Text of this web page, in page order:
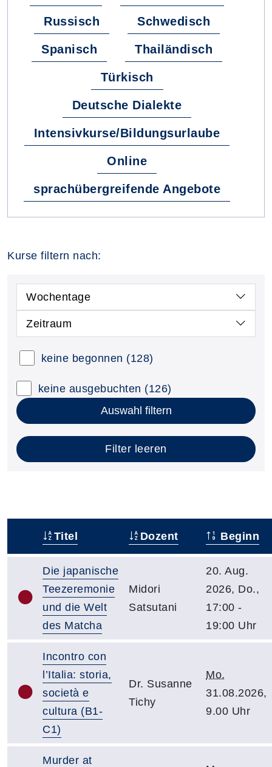
Russisch Schwedisch
Spanisch Thailändisch
Türkisch
Deutsche Dialekte
Intensivkurse/Bildungsurlaube
Online
sprachübergreifende Angebote
Kurse filtern nach:
Wochentage
Zeitraum
keine begonnen (128)
keine ausgebuchten (126)
Auswahl filtern
Filter leeren
Titel Dozent Beginn
Die japanische
Teezeremonie
und die Welt
des Matcha
Midori
Satsutani
20. Aug.
2026, Do.,
17:00 -
19:00 Uhr
Incontro con
l’Italia: storia,
società e
cultura (B1-
C1)
Dr. Susanne
Tichy
Mo.
31.08.2026,
9.00 Uhr
Murder at